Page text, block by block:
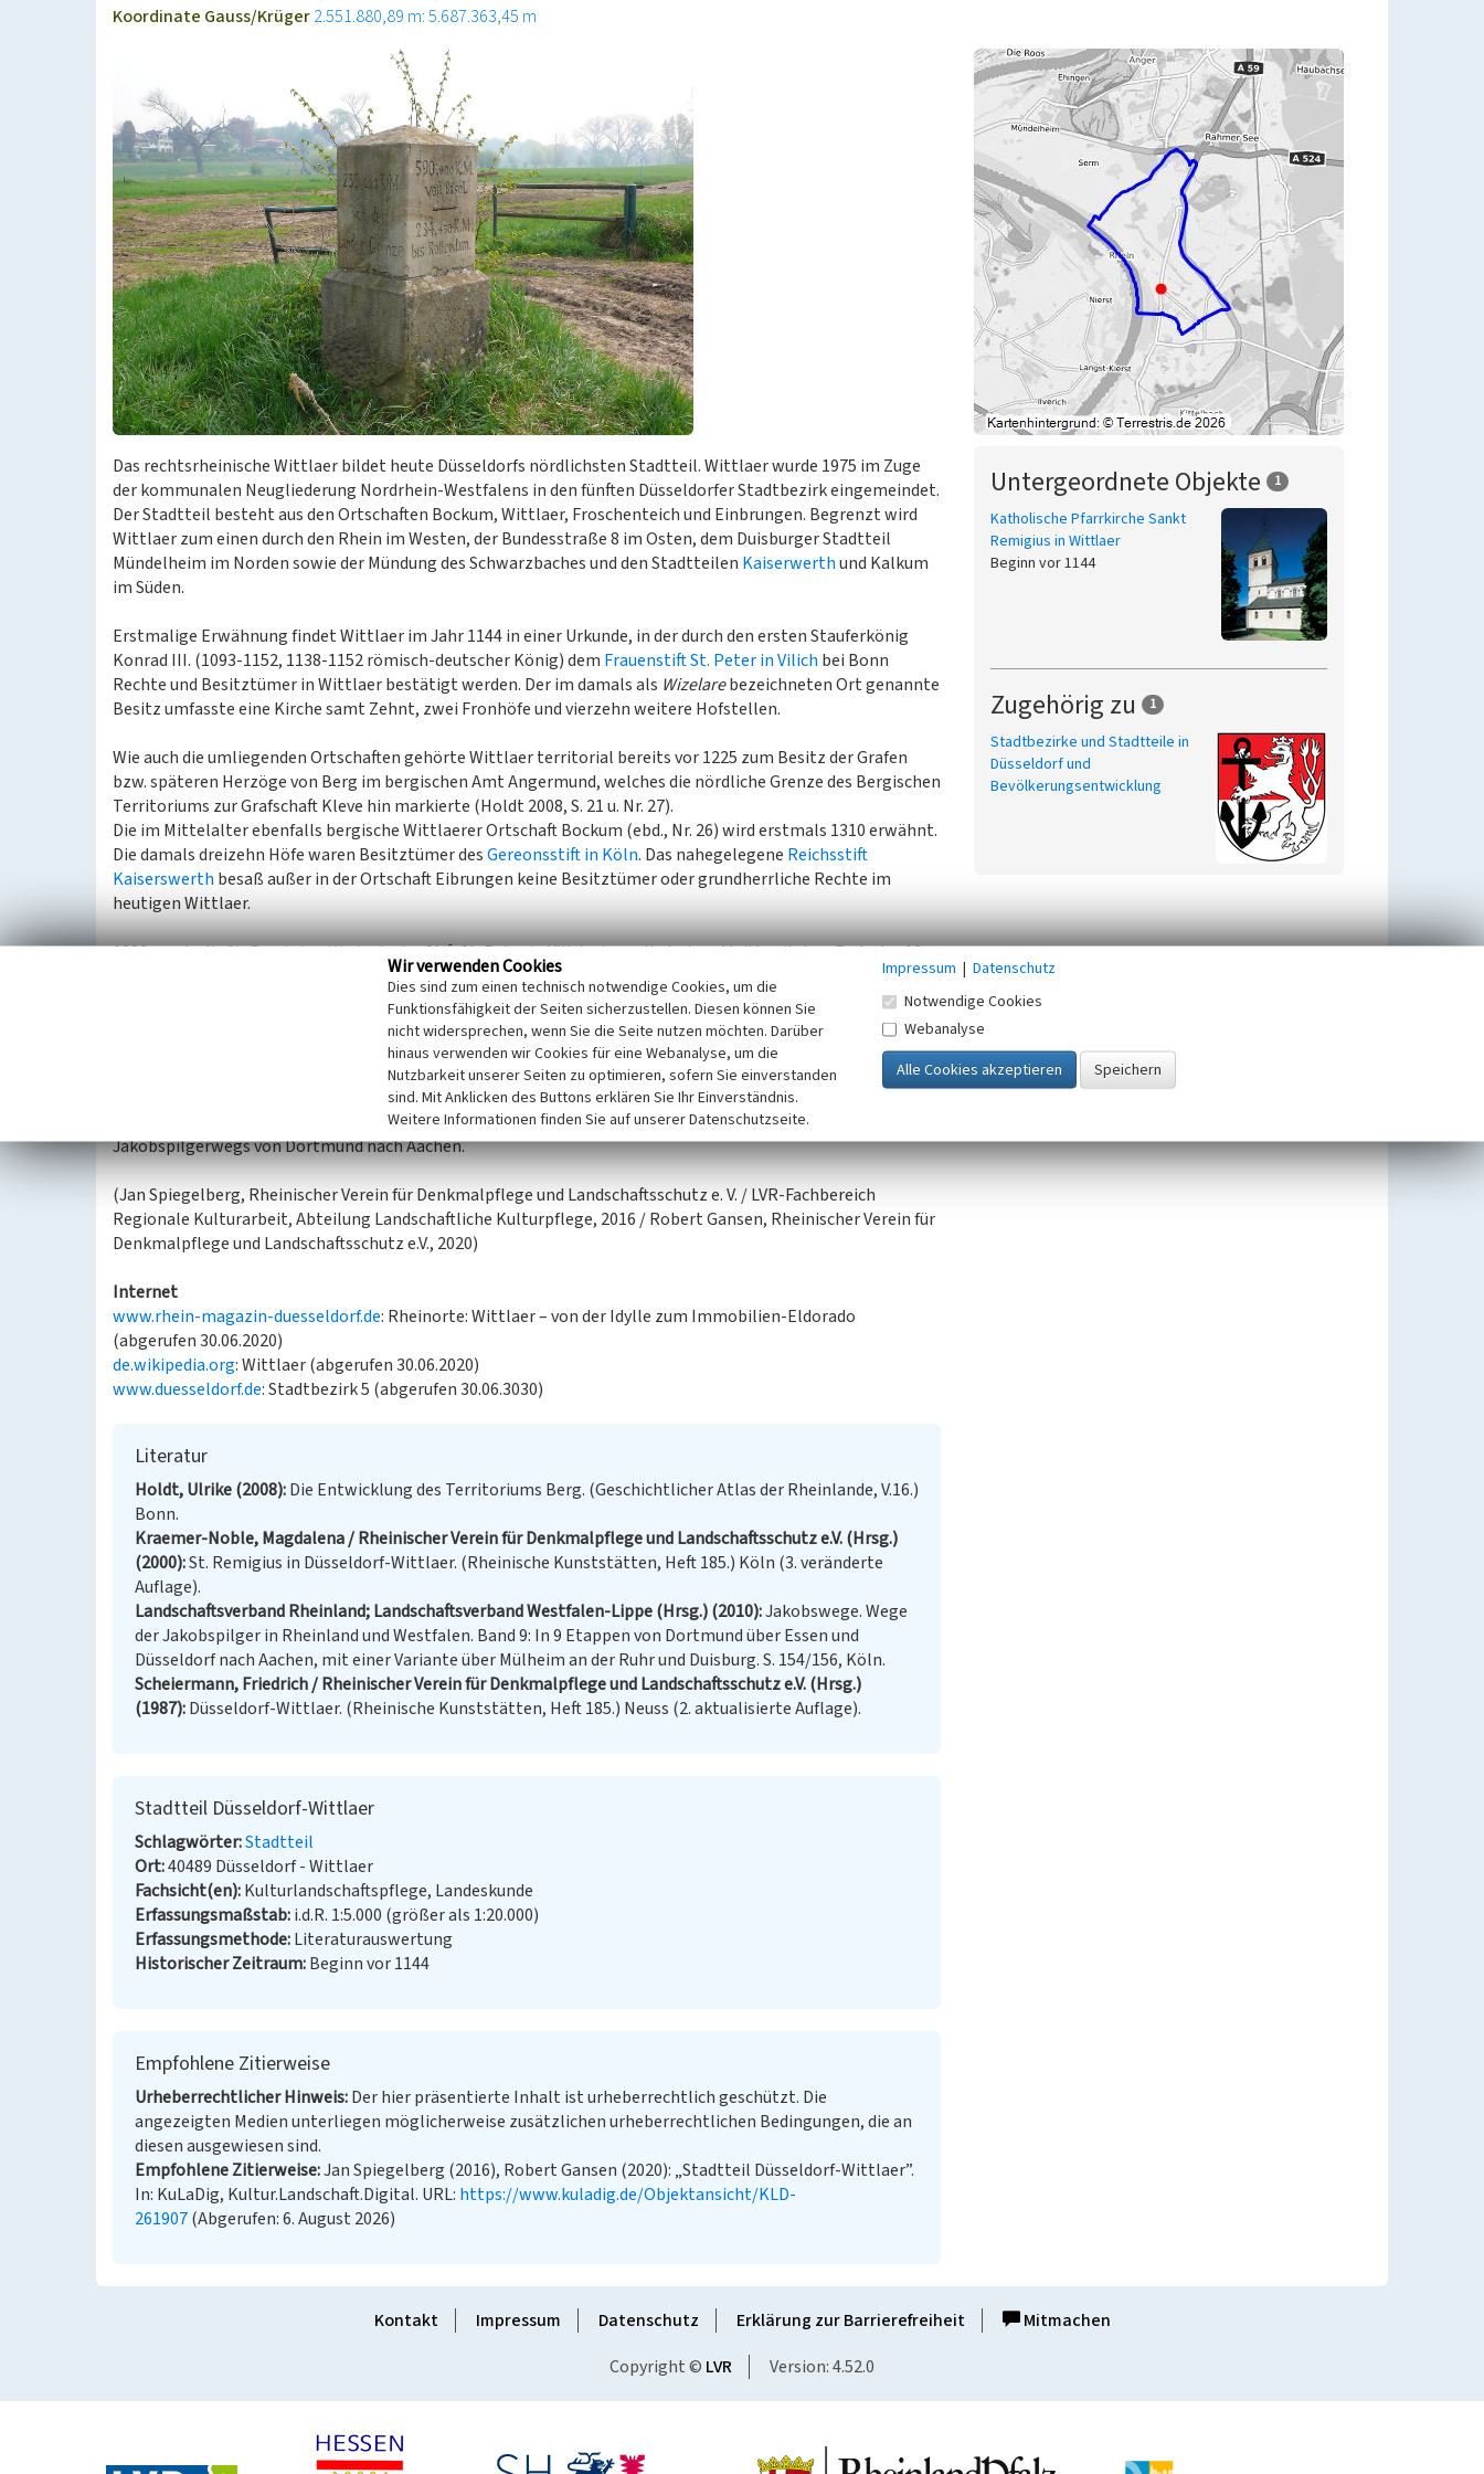
Koordinate Gauss/Krüger2.551.880,89 m: 5.687.363,45 m
Das rechtsrheinische Wittlaer bildet heute Düsseldorfs nördlichsten Stadtteil. Wittlaer wurde 1975 im Zuge
der kommunalen Neugliederung Nordrhein-Westfalens in den fünften Düsseldorfer Stadtbezirk eingemeindet.
Der Stadtteil besteht aus den Ortschaften Bockum, Wittlaer, Froschenteich und Einbrungen. Begrenzt wird
Wittlaer zum einen durch den Rhein im Westen, der Bundesstraße 8 im Osten, dem Duisburger Stadtteil
Mündelheim im Norden sowie der Mündung des Schwarzbaches und den Stadtteilen Kaiserwerthund Kalkum
im Süden.
Erstmalige Erwähnung findet Wittlaer im Jahr 1144 in einer Urkunde, in der durch den ersten Stauferkönig
Konrad III. (1093-1152, 1138-1152 römisch-deutscher König) dem Frauenstift St. Peter in Vilich bei Bonn
Rechte und Besitztümer in Wittlaer bestätigt werden. Der im damals als Wizelarebezeichneten Ort genannte
Besitz umfasste eine Kirche samt Zehnt, zwei Fronhöfe und vierzehn weitere Hofstellen.
Wie auch die umliegenden Ortschaften gehörte Wittlaer territorial bereits vor 1225 zum Besitz der Grafen
bzw. späteren Herzöge von Berg im bergischen Amt Angermund, welches die nördliche Grenze des Bergischen
Territoriums zur Grafschaft Kleve hin markierte (Holdt 2008, S. 21 u. Nr. 27).
Die im Mittelalter ebenfalls bergische Wittlaerer Ortschaft Bockum (ebd., Nr. 26) wird erstmals 1310 erwähnt.
Die damals dreizehn Höfe waren Besitztümer desGereonsstift in Köln. Das nahegelegene Reichsstift
Kaiserswerthbesaß außer in der Ortschaft Eibrungen keine Besitztümer oder grundherrliche Rechte im
heutigen Wittlaer.
1290 wurde dieSt. Remigius-Kirchein das Stift St. Peter in Vilich eingegliedert und tritt seit dem Ende des 13.
Jahrhunderts als selbständige Pfarrkirche auf. Aufgrund der Größe und des Umfangs der Besitztümer der
Kirche kann davon ausgegangen werden, dass schon in den Jahrhunderten zuvor eine Pfarrgemeinde bestand.
Schloss Kalkum, dessenSchlossallee und Schlossparkals ein herausragendes
Maximilian Friedrich Weyhegelten.
Düsseldorf-Wittlaer ist Station 4 auf der Etappe 4, Variante C von Duisburg nach Kaiserswerth des
Jakobspilgerwegs von Dortmund nach Aachen.
(Jan Spiegelberg, Rheinischer Verein für Denkmalpflege und Landschaftsschutz e. V. / LVR-Fachbereich
Regionale Kulturarbeit, Abteilung Landschaftliche Kulturpflege, 2016 / Robert Gansen, Rheinischer Verein für
Denkmalpflege und Landschaftsschutz e.V., 2020)
Internet
www.rhein-magazin-duesseldorf.de: Rheinorte: Wittlaer – von der Idylle zum Immobilien-Eldorado
(abgerufen 30.06.2020)
de.wikipedia.org: Wittlaer (abgerufen 30.06.2020)
www.duesseldorf.de: Stadtbezirk 5 (abgerufen 30.06.3030)
Literatur
Holdt, Ulrike (2008) Die Entwicklung des Territoriums Berg. (Geschichtlicher Atlas der Rheinlande, V.16.)
Bonn.
Kraemer-Noble, Magdalena / Rheinischer Verein für Denkmalpflege und Landschaftsschutz e.V. (Hrsg.)
(2000) St. Remigius in Düsseldorf-Wittlaer. (Rheinische Kunststätten, Heft 185.) Köln (3. veränderte
Auflage).
Landschaftsverband Rheinland; Landschaftsverband Westfalen-Lippe (Hrsg.) (2010) Jakobswege. Wege
der Jakobspilger in Rheinland und Westfalen. Band 9: In 9 Etappen von Dortmund über Essen und
Düsseldorf nach Aachen, mit einer Variante über Mülheim an der Ruhr und Duisburg. S. 154/156, Köln.
Scheiermann, Friedrich / Rheinischer Verein für Denkmalpflege und Landschaftsschutz e.V. (Hrsg.)
(1987) Düsseldorf-Wittlaer. (Rheinische Kunststätten, Heft 185.) Neuss (2. aktualisierte Auflage).
Stadtteil Düsseldorf-Wittlaer
Schlagwörter Stadtteil
Ort 40489 Düsseldorf - Wittlaer
Fachsicht(en) Kulturlandschaftspflege, Landeskunde
Erfassungsmaßstab i.d.R. 1:5.000 (größer als 1:20.000)
Erfassungsmethode Literaturauswertung
Historischer Zeitraum Beginn vor 1144
Empfohlene Zitierweise
Urheberrechtlicher Hinweis Der hier präsentierte Inhalt ist urheberrechtlich geschützt. Die
angezeigten Medien unterliegen möglicherweise zusätzlichen urheberrechtlichen Bedingungen, die an
diesen ausgewiesen sind.
Empfohlene Zitierweise Jan Spiegelberg (2016), Robert Gansen (2020): „Stadtteil Düsseldorf-Wittlaer”.
In: KuLaDig, Kultur.Landschaft.Digital. URL: https://www.kuladig.de/Objektansicht/KLD-
261907(Abgerufen: 6. August 2026)
Untergeordnete Objekte 1
Katholische Pfarrkirche Sankt
Remigius in Wittlaer
Beginn vor 1144
Zugehörig zu 1
Stadtbezirke und Stadtteile in
Düsseldorf und
Bevölkerungsentwicklung
Kontakt Impressum Datenschutz Erklärung zur Barrierefreiheit
Mitmachen
Copyright © LVR Version: 4.52.0
Wir verwenden Cookies
Dies sind zum einen technisch notwendige Cookies, um die
Funktionsfähigkeit der Seiten sicherzustellen. Diesen können Sie
nicht widersprechen, wenn Sie die Seite nutzen möchten. Darüber
hinaus verwenden wir Cookies für eine Webanalyse, um die
Nutzbarkeit unserer Seiten zu optimieren, sofern Sie einverstanden
sind. Mit Anklicken des Buttons erklären Sie Ihr Einverständnis.
Weitere Informationen finden Sie auf unserer Datenschutzseite.
Impressum | Datenschutz
Notwendige Cookies
Webanalyse